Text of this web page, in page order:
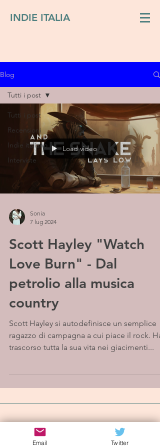
INDIE ITALIA
Blog
Tutti i post
Recensioni
Indie italiano
Interviste
Tutti i post
Load video
Sonia
7 lug 2024
Scott Hayley "Watch
Love Burn" - Dal
petrolio alla musica
country
Scott Hayley si autodefinisce un semplice
ragazzo di campagna a cui piace il rock. Ha
trascorso tutta la sua vita nei giacimenti...
Iscriviti alla mailing list
Email Twitter